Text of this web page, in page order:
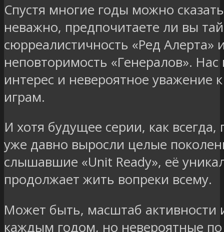
Спустя многие годы можно
неважно, предпочитаете ли вы
сюрреалистичность «Ред Алерта»
неповторимость «Генералов».
интерес и невероятное уважение
играм.
И хотя будущее серии, как
уже давно выросли целые
слышавшие «Unit Ready», её
продолжает жить вопреки всему.
Может быть, масштаб активности
каждым годом, но невероятные по